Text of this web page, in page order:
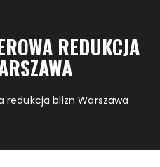
REDUKCJA
redukcja blizn Warszawa